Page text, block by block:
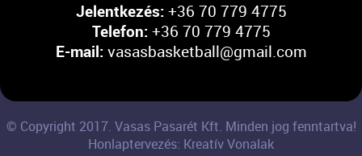
Jelentkezés: +36 70 779 4775
Telefon: +36 70 779 4775
E-mail: vasasbasketball@gmail.com
© Copyright 2017. Vasas Pasarét Kft. Minden jog fenntartva!
Honlaptervezés: Kreatív Vonalak